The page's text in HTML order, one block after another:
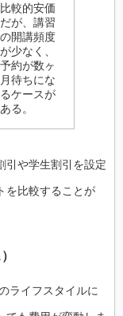
比較的安価
だが、講習
の開講頻度
が少なく、
予約が数ヶ
月待ちにな
るケースが
ある。
引や学生割引を設定
を比較することが
ライフスタイルに